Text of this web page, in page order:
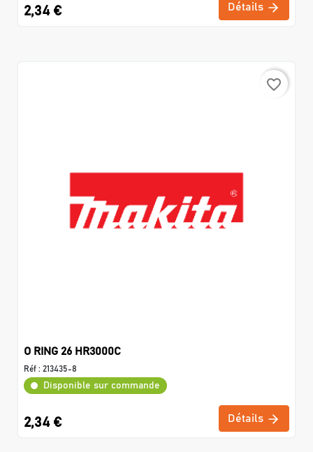
2,34 € Détails
favorite_border
O RING 26 HR3000C
Réf : 213435-8
Disponible sur commande
2,34 € Détails